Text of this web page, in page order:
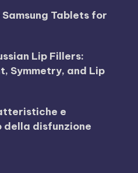
Tablets for
Lip Fillers:
Symmetry, and Lip
e
disfunzione